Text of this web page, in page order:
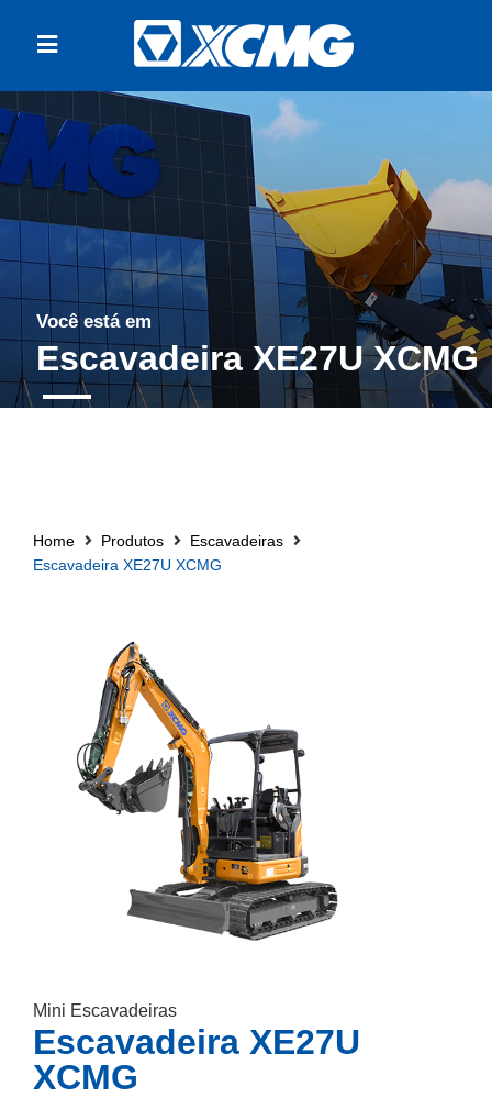
Você está em
Escavadeira XE27U XCMG
Home Produtos
Escavadeiras
Escavadeira XE27U XCMG
Mini Escavadeiras
Escavadeira XE27U
XCMG